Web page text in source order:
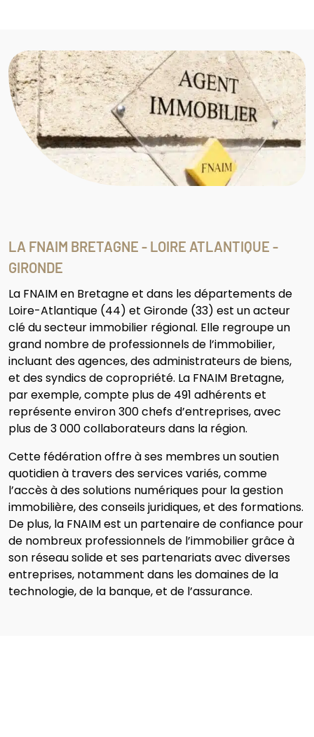
LA FNAIM BRETAGNE - LOIRE ATLANTIQUE -
GIRONDE
La FNAIM en Bretagne et dans les départements de
Loire-Atlantique (44) et Gironde (33) est un acteur
clé du secteur immobilier régional. Elle regroupe un
grand nombre de professionnels de l’immobilier,
incluant des agences, des administrateurs de biens,
et des syndics de copropriété. La FNAIM Bretagne,
par exemple, compte plus de 491 adhérents et
représente environ 300 chefs d’entreprises, avec
plus de 3 000 collaborateurs dans la région​.
Cette fédération offre à ses membres un soutien
quotidien à travers des services variés, comme
l’accès à des solutions numériques pour la gestion
immobilière, des conseils juridiques, et des formations.
De plus, la FNAIM est un partenaire de confiance pour
de nombreux professionnels de l’immobilier grâce à
son réseau solide et ses partenariats avec diverses
entreprises, notamment dans les domaines de la
technologie, de la banque, et de l’assurance​.